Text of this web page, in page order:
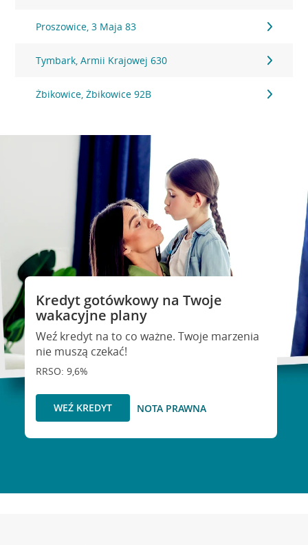
Proszowice, 3 Maja 83
Tymbark, Armii Krajowej 630
Żbikowice, Żbikowice 92B
Kredyt gotówkowy na Twoje
wakacyjne plany
Weź kredyt na to co ważne. Twoje marzenia
nie muszą czekać!
RRSO: 9,6%
WEŹ KREDYT NOTA PRAWNA